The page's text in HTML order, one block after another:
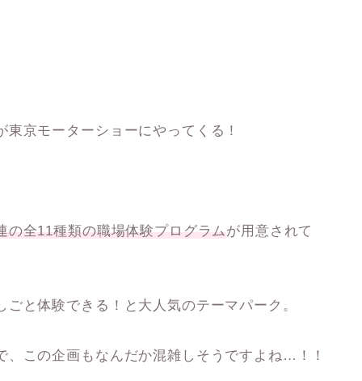
京モーターショーにやってくる！
の全11種類の職場体験プログラムが用意されて
と体験できる！と大人気のテーマパーク。
、この企画も なんだか混雑しそう ですよね…！！